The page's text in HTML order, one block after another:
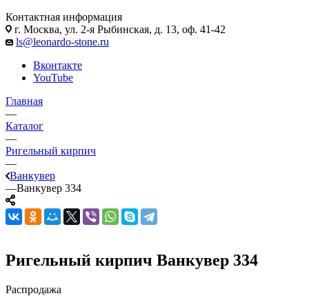
Контактная информация
г. Москва, ул. 2-я Рыбинская, д. 13, оф. 41-42
ls@leonardo-stone.ru
Вконтакте
YouTube
Главная
—
Каталог
—
Ригельный кирпич
—
Ванкувер
—Ванкувер 334
Ригельный кирпич Ванкувер 334
Распродажа